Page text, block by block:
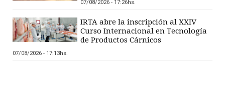
07/08/2026 - 17:26hs.
IRTA abre la inscripción al XXIV
Curso Internacional en Tecnología
de Productos Cárnicos
07/08/2026 - 17:13hs.